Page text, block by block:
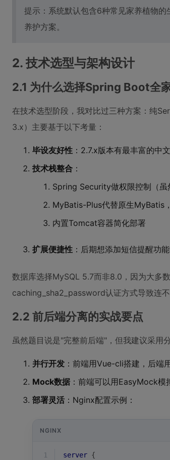
提示：系统默认包含6种常见家养植物
养护方案。
2. 技术选型与架构设计
2.1 为什么选择Spring Boot全
在技术选型阶段，我对比过三种方案：纯
3.x）主要基于以下考量：
毕设友好性 ：2.7.x版本有最丰富的中
技术栈整合 ：
Spring Security做权限控制（虽
MyBatis-Plus代替原生MyBatis
内置Tomcat容器简化部署
扩展便捷性 ：后期想添加短信提醒功
数据库选择MySQL 5.7而非8.0，因为大多
caching_sha2_password认证方式导致连
2.2 前后端分离的实战要点
虽然题目说是"完整前后端"，但我建议采用
并行开发 ：前端用Vue-cli搭建，后
Mock数据 ：前端可以用EasyMock
部署灵活 ：Nginx配置示例：
NGINX
1 server {